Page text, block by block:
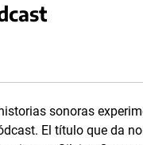
sonoras
El título que da